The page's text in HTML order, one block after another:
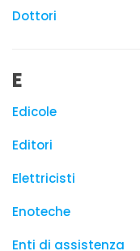
Dottori
E
Edicole
Editori
Elettricisti
Enoteche
Enti di assistenza